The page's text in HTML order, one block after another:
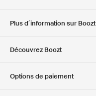
Plus d´information sur Boozt
Club Boozt
Découvrez Boozt
Options de paiement